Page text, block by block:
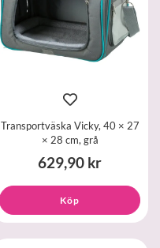
Transportväska Vicky, 40 × 27
× 28 cm, grå
629,90 kr
Köp